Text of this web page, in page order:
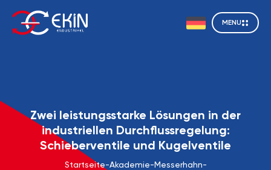
MENU
Zwei leistungsstarke Lösungen in der
industriellen Durchflussregelung:
Schieberventile und Kugelventile
Startseite-Akademie- Messerhahn-